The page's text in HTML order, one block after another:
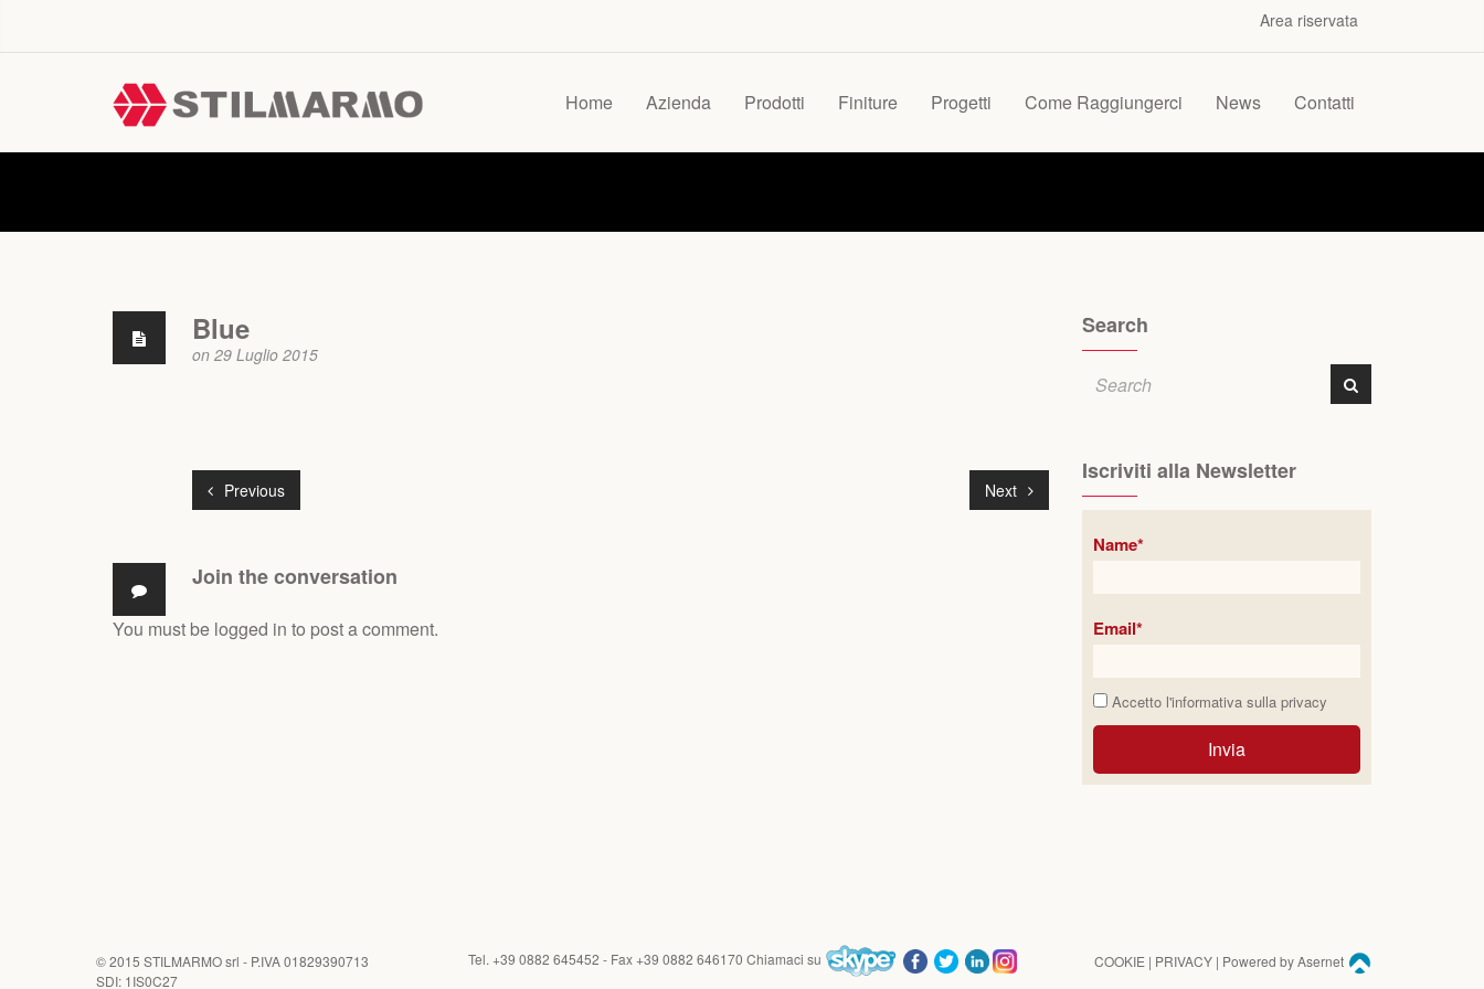
Area riservata
Home Azienda Prodotti Finiture Progetti Come Raggiungerci News Contatti
Blue
on 29 Luglio 2015
Previous Next
Join the conversation
You must be logged in to post a comment.
Search
Iscriviti alla Newsletter
Name*
Email*
Accetto l'informativa sulla privacy
Invia
© 2015 STILMARMO srl - P.IVA 01829390713
SDI: 1IS0C27
Tel. +39 0882 645452 - Fax +39 0882 646170 Chiamaci su COOKIE | PRIVACY | Powered byAsernet